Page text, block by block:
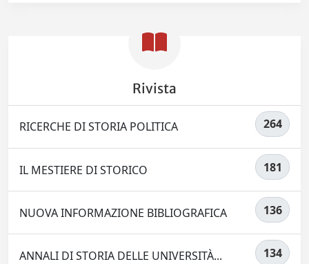
Rivista
RICERCHE DI STORIA POLITICA 264
IL MESTIERE DI STORICO 181
NUOVA INFORMAZIONE BIBLIOGRAFICA 136
ANNALI DI STORIA DELLE UNIVERSITÀ... 134